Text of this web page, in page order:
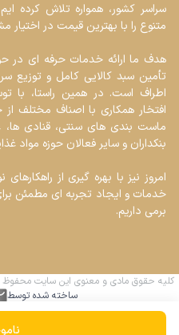
برمی داریم.
کلیه حقوق مادی و معنوی این سایت
ساخته شده توسط